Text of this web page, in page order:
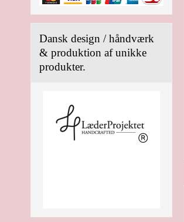
Dansk design / håndværk
& produktion af unikke
produkter.